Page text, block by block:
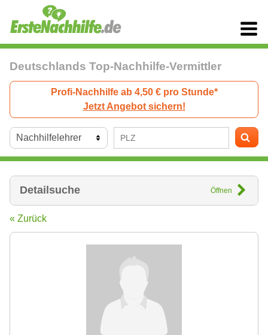
Deutschlands Top-Nachhilfe-Vermittler
Profi-Nachhilfe ab 4,50 € pro Stunde*
Jetzt Angebot sichern!
Detailsuche Öffnen
« Zurück